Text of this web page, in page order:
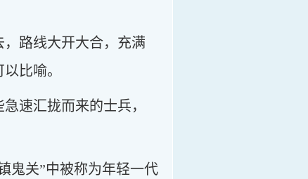
路线大开大合，充满
比喻。
速汇拢而来的士兵，
鬼关”中被称为年轻一代